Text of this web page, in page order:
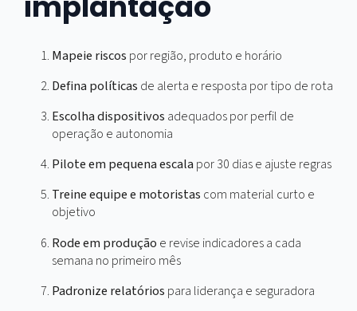
Integração com a
operação
TMS e WMSpara sincronizar pedidos, janelas e
entrega confirmada
Centros de controlecom telas simples e alertas
priorizados
Passo a passo de